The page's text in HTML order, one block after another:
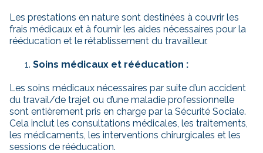
Les prestations en nature sont destinées à couvrir les
frais médicaux et à fournir les aides nécessaires pour la
rééducation et le rétablissement du travailleur.
Soins médicaux et rééducation :
Les soins médicaux nécessaires par suite d’un accident
du travail/de trajet ou d’une maladie professionnelle
sont entièrement pris en charge par la Sécurité Sociale.
Cela inclut les consultations médicales, les traitements,
les médicaments, les interventions chirurgicales et les
sessions de rééducation.